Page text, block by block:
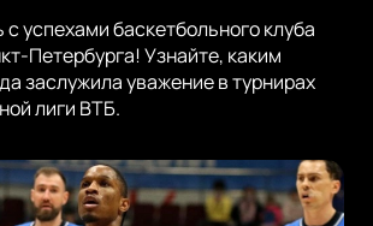
успехами баскетбольного клуба
Петербурга! Узнайте, каким
заслужила уважение в турнирах
лиги ВТБ.